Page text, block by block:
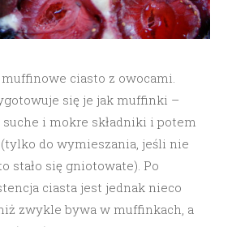
ciasto z owocami.
się je jak muffinki –
i mokre składniki i potem
do wymieszania, jeśli nie
stało się gniotowate). Po
ciasta jest jednak nieco
zwykle bywa w muffinkach, a